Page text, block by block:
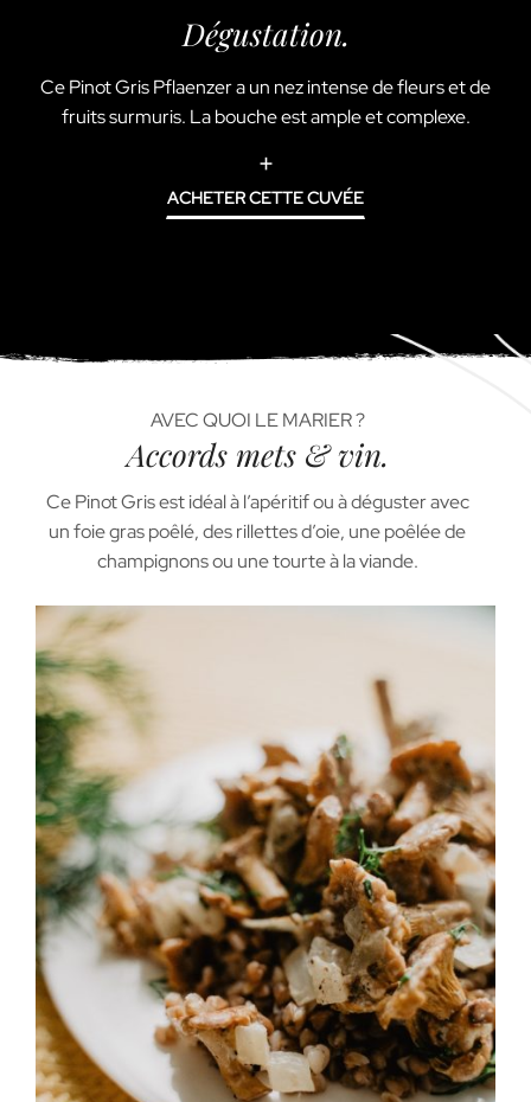
Dégustation.
Ce Pinot Gris Pflaenzer a un nez intense de fleurs et de
fruits surmuris. La bouche est ample et complexe.
ACHETER CETTE CUVÉE
AVEC QUOI LE MARIER ?
Accords mets & vin.
Ce Pinot Gris est idéal à l’apéritif ou à déguster avec
un foie gras poêlé, des rillettes d’oie, une poêlée de
champignons ou une tourte à la viande.